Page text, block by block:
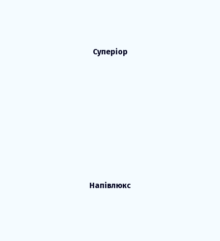
Суперіор
Напівлюкс